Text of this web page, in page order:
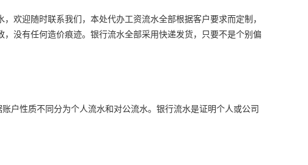
欢迎随时联系我们，本处代办工资流水全部根据客户要求而定制，
没有任何造价痕迹。银行流水全部采用快递发货，只要不是个别偏
户性质不同分为个人流水和对公流水。银行流水是证明个人或公司